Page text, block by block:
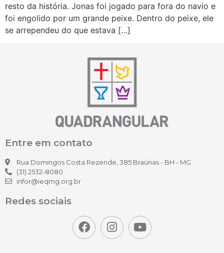
resto da história. Jonas foi jogado para fora do navio e
foi engolido por um grande peixe. Dentro do peixe, ele
se arrependeu do que estava […]
Entre em contato
Rua Domingos Costa Rezende, 385 Braúnas - BH - MG
(31) 2532-8080
infor@ieqmg.org.br
Redes sociais